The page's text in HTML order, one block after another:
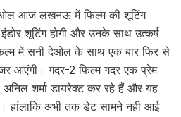
आज लखनऊ में फिल्म की शूटिंग
शूटिंग होगी और उनके साथ उत्कर्ष
में सनी देओल के साथ एक बार फिर से
आएंगी। गदर-2 फिल्म गदर एक प्रेम
शर्मा डायरेक्ट कर रहे हैं और यह
हांलाकि अभी तक डेट सामने नही आई